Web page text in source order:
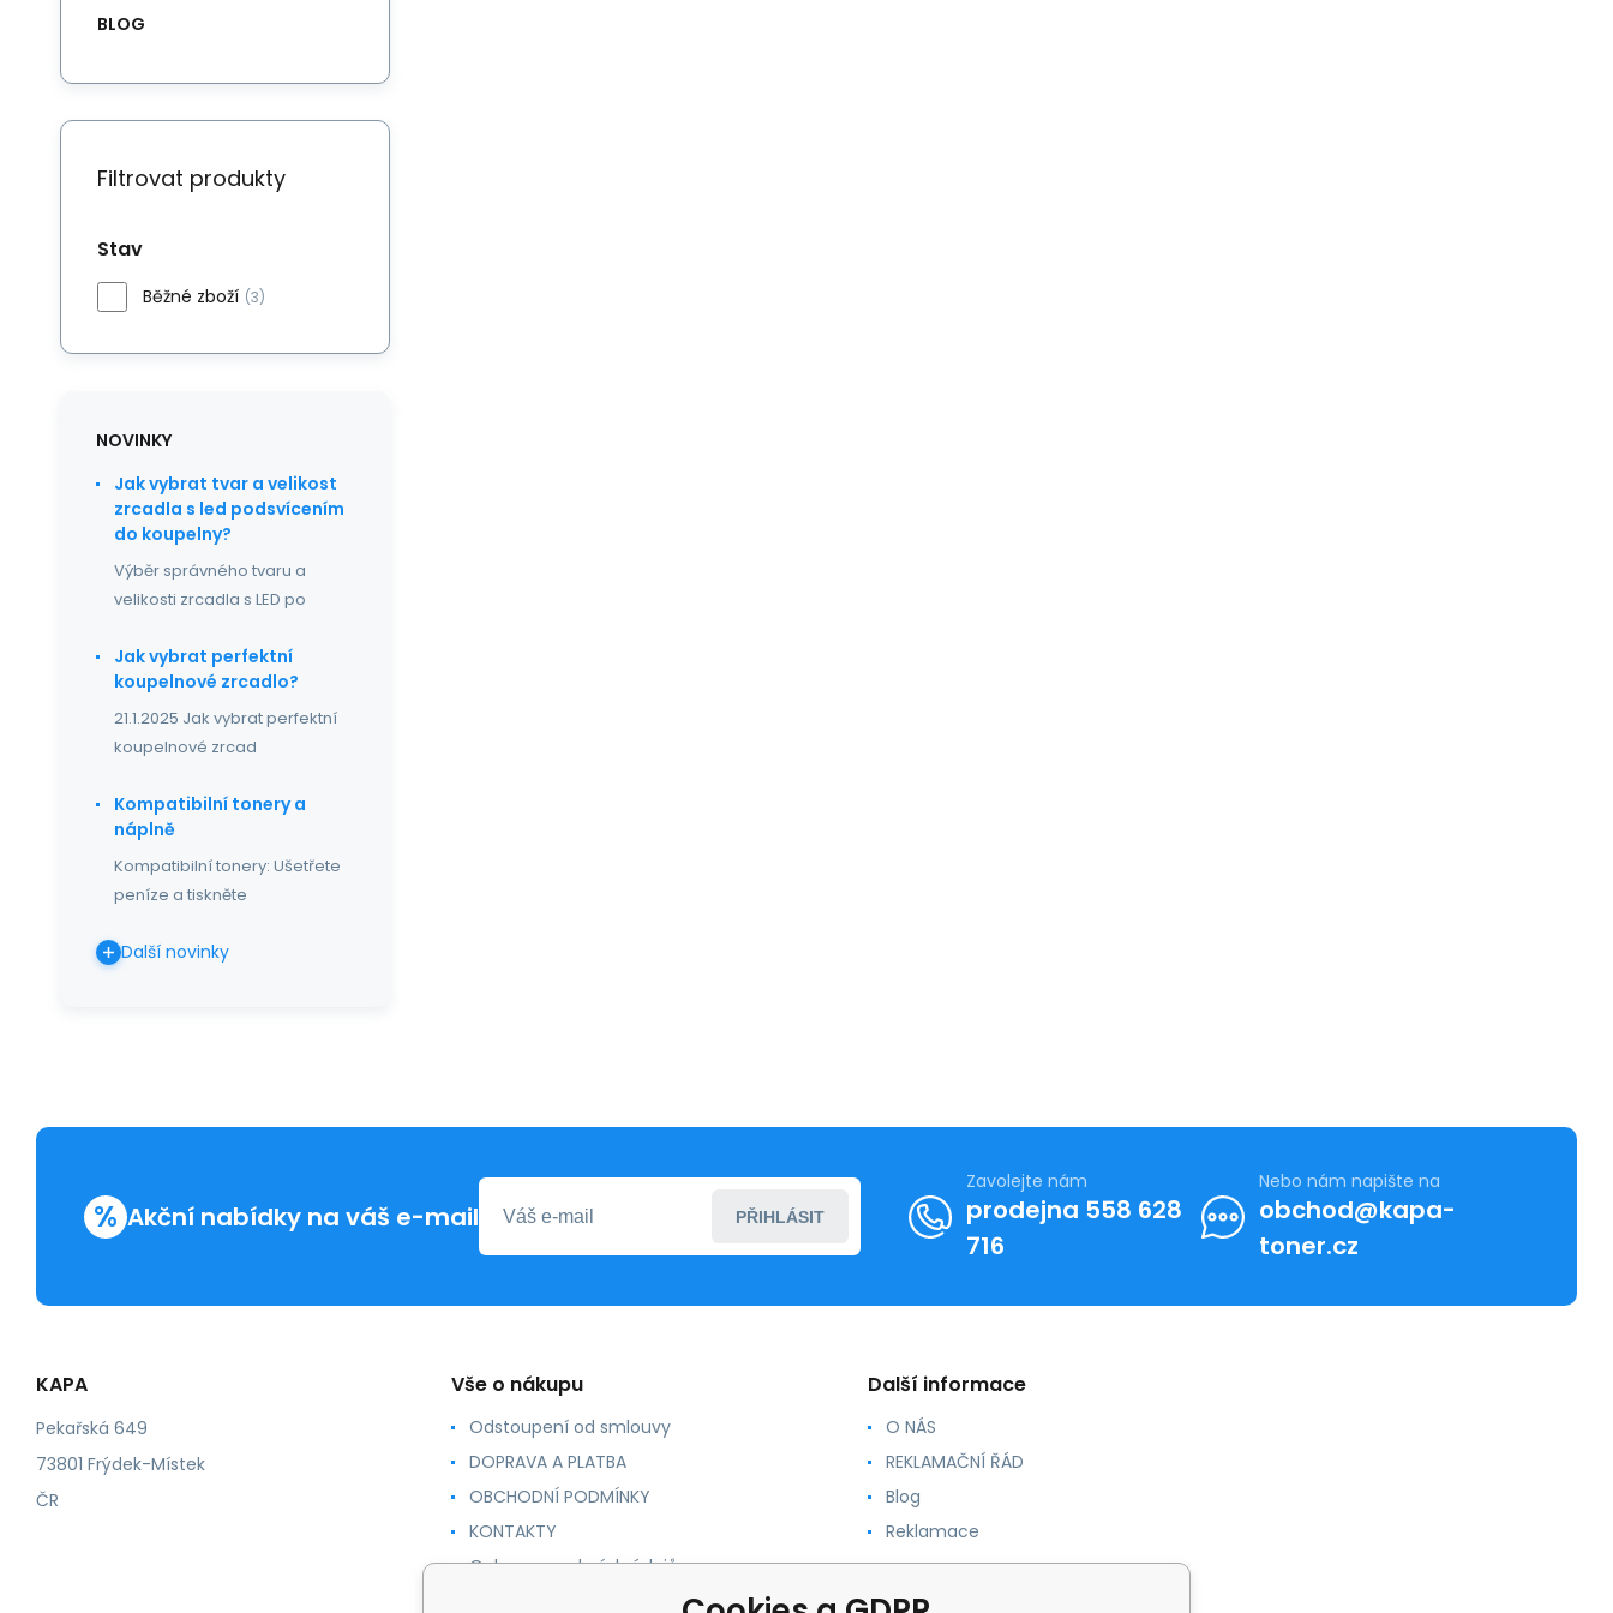
BLOG
Filtrovat produkty
Stav
Běžné zboží (3)
NOVINKY
Jak vybrat tvar a velikost
zrcadla s led podsvícením
do koupelny?
Výběr správného tvaru a
velikosti zrcadla s LED po
Jak vybrat perfektní
koupelnové zrcadlo?
21.1.2025 Jak vybrat perfektní
koupelnové zrcad
Kompatibilní tonery a
náplně
Kompatibilní tonery: Ušetřete
peníze a tiskněte
Další novinky
% Akční nabídky na váš e-mail PŘIHLÁSIT
Zavolejte nám
prodejna 558 628
716
Nebo nám napište na
obchod@kapa-
toner.cz
KAPA
Pekařská 649
73801 Frýdek-Místek
ČR
Vše o nákupu
Odstoupení od smlouvy
DOPRAVA A PLATBA
OBCHODNÍ PODMÍNKY
KONTAKTY
Ochrana osobních údajů
Další informace
O NÁS
REKLAMAČNÍ ŘÁD
Blog
Reklamace